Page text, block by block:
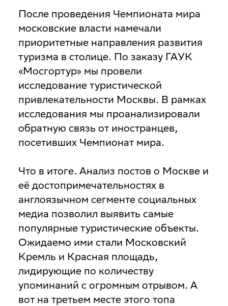
После проведения Чемпионата мира
московские власти намечали
приоритетные направления развития
туризма в столице. По заказу ГАУК
«Мосгортур» мы провели
исследование туристической
привлекательности Москвы. В рамках
исследования мы проанализировали
обратную связь от иностранцев,
посетивших Чемпионат мира.
Что в итоге. Анализ постов о Москве и
её достопримечательностях в
англоязычном сегменте социальных
медиа позволил выявить самые
популярные туристические объекты.
Ожидаемо ими стали Московский
Кремль и Красная площадь,
лидирующие по количеству
упоминаний с огромным отрывом. А
вот на третьем месте этого топа